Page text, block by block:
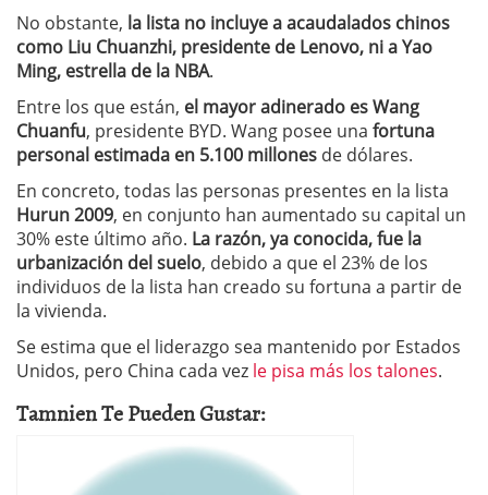
No obstante, la lista no incluye a acaudalados chinos
como Liu Chuanzhi, presidente de Lenovo, ni a Yao
Ming, estrella de la NBA.
Entre los que están, el mayor adinerado es Wang
Chuanfu, presidente BYD. Wang posee una fortuna
personal estimada en 5.100 millones de dólares.
En concreto, todas las personas presentes en la lista
Hurun 2009, en conjunto han aumentado su capital un
30% este último año. La razón, ya conocida, fue la
urbanización del suelo, debido a que el 23% de los
individuos de la lista han creado su fortuna a partir de
la vivienda.
Se estima que el liderazgo sea mantenido por Estados
Unidos, pero China cada vez le pisa más los talones.
Tamnien Te Pueden Gustar: